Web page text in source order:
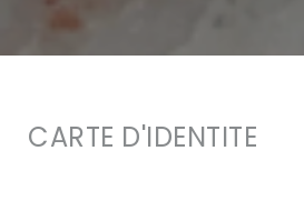
CARTE D'IDENTITE